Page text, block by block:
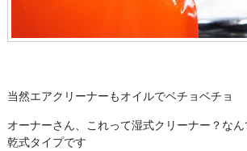
当然エアクリーナーもオイルでベチョベチョ
オーナーさん、これって湿式クリーナー？なん
乾式タイプです